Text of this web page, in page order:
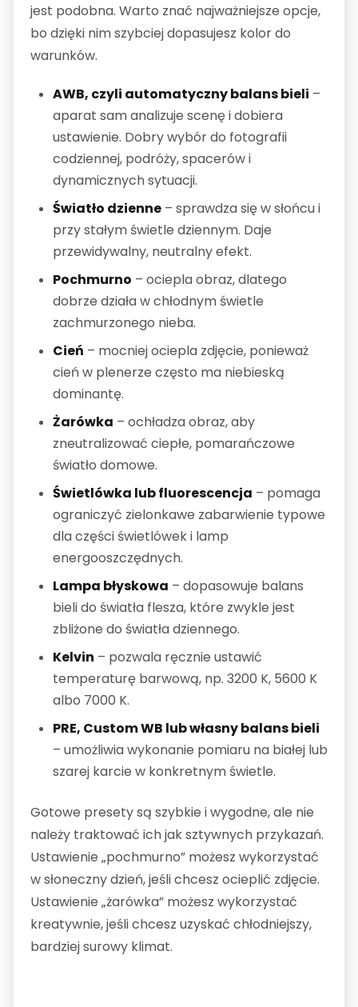
jest podobna. Warto znać najważniejsze opcje,
bo dzięki nim szybciej dopasujesz kolor do
warunków.
AWB, czyli automatyczny balans bieli –
aparat sam analizuje scenę i dobiera
ustawienie. Dobry wybór do fotografii
codziennej, podróży, spacerów i
dynamicznych sytuacji.
Światło dzienne – sprawdza się w słońcu i
przy stałym świetle dziennym. Daje
przewidywalny, neutralny efekt.
Pochmurno – ociepla obraz, dlatego
dobrze działa w chłodnym świetle
zachmurzonego nieba.
Cień – mocniej ociepla zdjęcie, ponieważ
cień w plenerze często ma niebieską
dominantę.
Żarówka – ochładza obraz, aby
zneutralizować ciepłe, pomarańczowe
światło domowe.
Świetlówka lub fluorescencja – pomaga
ograniczyć zielonkawe zabarwienie typowe
dla części świetlówek i lamp
energooszczędnych.
Lampa błyskowa – dopasowuje balans
bieli do światła flesza, które zwykle jest
zbliżone do światła dziennego.
Kelvin – pozwala ręcznie ustawić
temperaturę barwową, np. 3200 K, 5600 K
albo 7000 K.
PRE, Custom WB lub własny balans bieli
– umożliwia wykonanie pomiaru na białej lub
szarej karcie w konkretnym świetle.
Gotowe presety są szybkie i wygodne, ale nie
należy traktować ich jak sztywnych przykazań.
Ustawienie „pochmurno” możesz wykorzystać
w słoneczny dzień, jeśli chcesz ocieplić zdjęcie.
Ustawienie „żarówka” możesz wykorzystać
kreatywnie, jeśli chcesz uzyskać chłodniejszy,
bardziej surowy klimat.